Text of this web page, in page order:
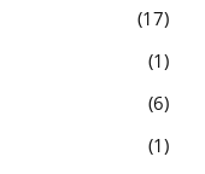
17
1
6
1